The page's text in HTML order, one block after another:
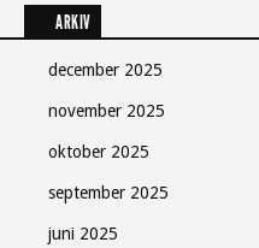
ARKIV
december 2025
november 2025
oktober 2025
september 2025
juni 2025